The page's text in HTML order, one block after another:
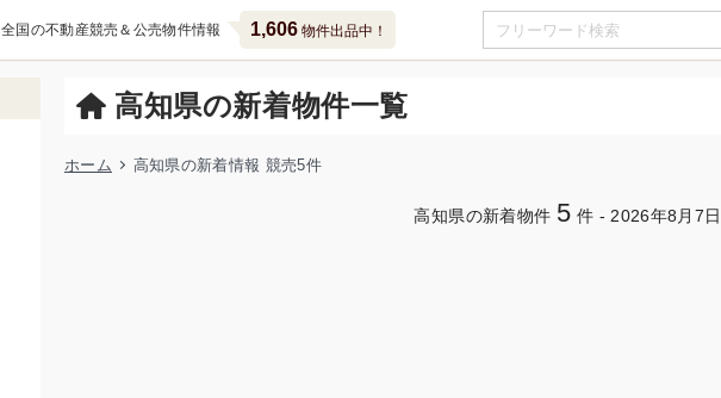
全国の不動産競売＆公売物件情報 1,606物件出品中！
高知県の新着物件一覧
ホーム 高知県の新着情報 競売5件
高知県の新着物件 5 件 -2026年8月7